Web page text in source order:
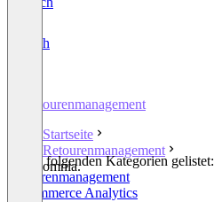
English
Retourenmanagement
Startseite
Retourenmanagement
omnia.
In den folgenden Kategorien gelistet:
Retourenmanagement
E-Commerce Analytics